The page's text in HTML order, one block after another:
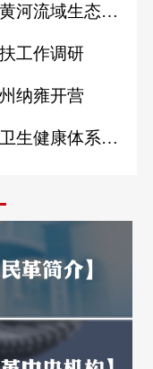
作调研
何报翔率队赴四川甘孜开展黄河流域生态保护和高质量发展民主监督专题调研
工作调研
纳雍开营
陈星莺率队赴甘肃调研基层卫生健康体系医防融合与社会共治建设